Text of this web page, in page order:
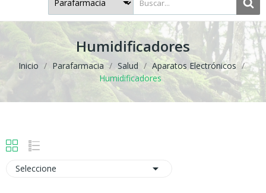
Humidificadores
Inicio Parafarmacia Salud
Aparatos Electrónicos
Humidificadores
Seleccione 